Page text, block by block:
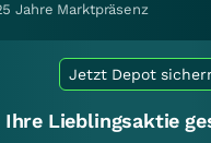
Jahre Marktpräsenz
Jetzt Depot
Ihre Lieblingsaktie